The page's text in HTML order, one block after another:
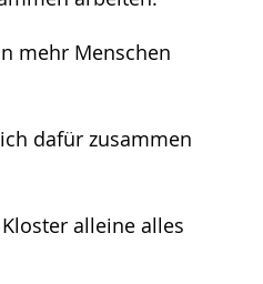
mehr Menschen
dafür zusammen
alleine alles